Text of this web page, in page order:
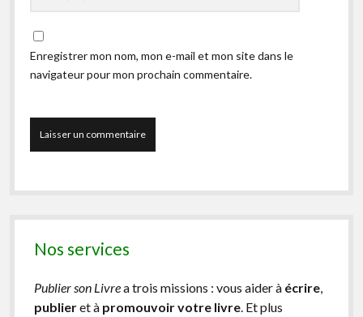
Enregistrer mon nom, mon e-mail et mon site dans le
navigateur pour mon prochain commentaire.
Nos services
Publier son Livrea trois missions : vous aider à écrire
publieret à promouvoir votre livre . Et plus